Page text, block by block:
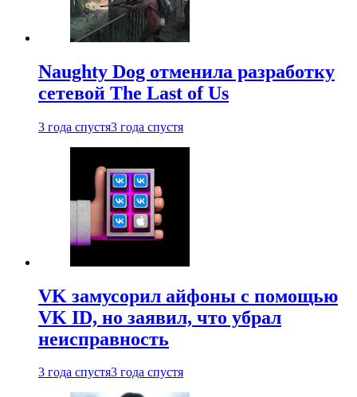
Naughty Dog отменила разработку
сетевой The Last of Us
3 года спустя3 года спустя
VK замусорил айфоны с помощью
VK ID, но заявил, что убрал
неисправность
3 года спустя3 года спустя